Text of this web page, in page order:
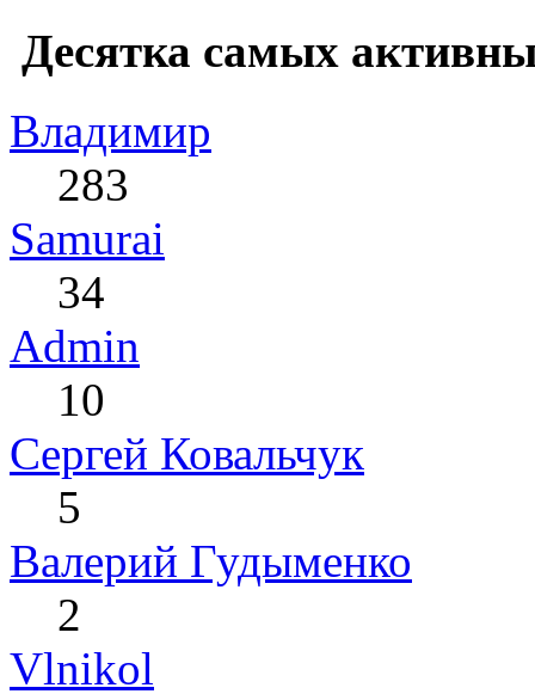
Десятка самых
Влaдимир
283
Samurai
34
Admin
10
Сергей Ковальчук
5
Валерий Гудыменко
2
Vlnikol